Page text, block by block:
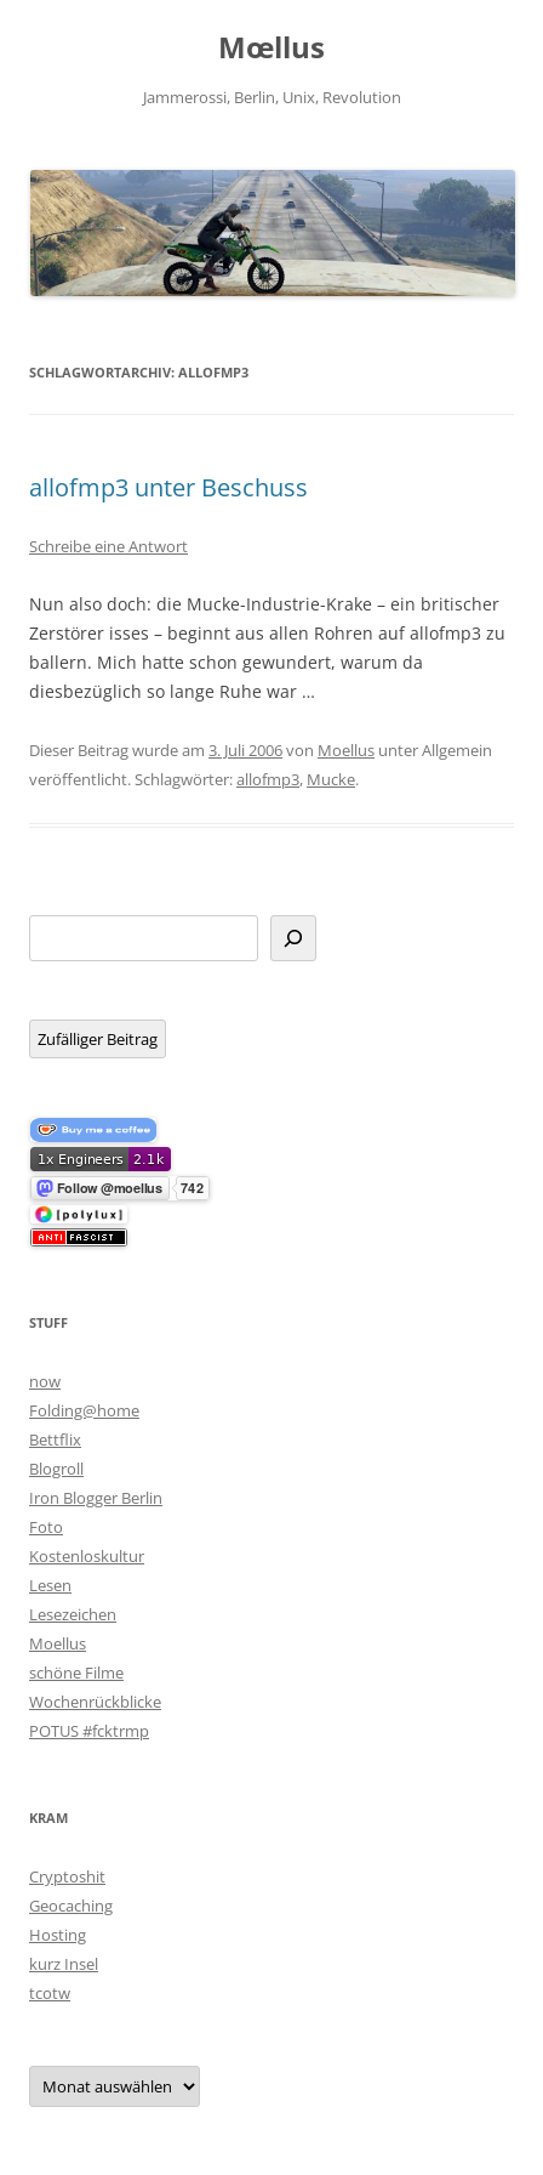
Mœllus
Jammerossi, Berlin, Unix, Revolution
SCHLAGWORTARCHIV: ALLOFMP3
allofmp3 unter Beschuss
Schreibe eine Antwort
Nun also doch: die Mucke-Industrie-Krake – ein britischer
Zerstörer isses – beginnt aus allen Rohren auf allofmp3 zu
ballern. Mich hatte schon gewundert, warum da
diesbezüglich so lange Ruhe war …
Dieser Beitrag wurde am 3. Juli 2006von Moellus unter Allgemein
veröffentlicht. Schlagwörter:allofmp3, Mucke.
Zufälliger Beitrag
STUFF
now
Folding@home
Bettflix
Blogroll
Iron Blogger Berlin
Foto
Kostenloskultur
Lesen
Lesezeichen
Moellus
schöne Filme
Wochenrückblicke
POTUS #fcktrmp
KRAM
Cryptoshit
Geocaching
Hosting
kurz Insel
tcotw
Archiv